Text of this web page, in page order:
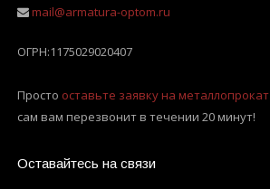
mail@armatura-optom.ru
ОГРН:1175029020407
Просто оставьте заявку на металлопрокат
сам вам перезвонит в течении 20 минут!
Оставайтесь на связи